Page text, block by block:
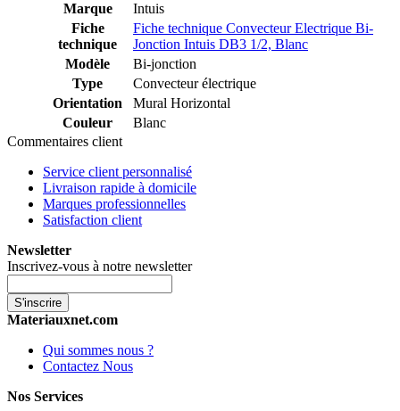
Marque
Intuis
Fiche
technique
Fiche technique Convecteur Electrique Bi-
Jonction Intuis DB3 1/2, Blanc
Modèle
Bi-jonction
Type
Convecteur électrique
Orientation
Mural Horizontal
Couleur
Blanc
Commentaires client
Service client personnalisé
Livraison rapide à domicile
Marques professionnelles
Satisfaction client
Newsletter
Inscrivez-vous à notre newsletter
S'inscrire
Materiauxnet.com
Qui sommes nous ?
Contactez Nous
Nos Services